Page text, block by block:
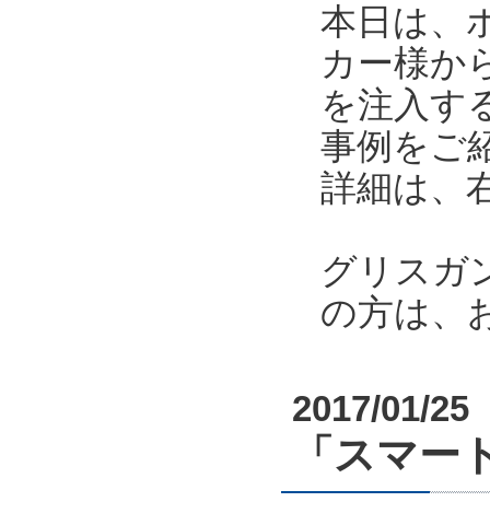
本日は、
カー様か
を注入す
事例をご
詳細は、
グリスガ
の方は、
2017/01/25
「スマー